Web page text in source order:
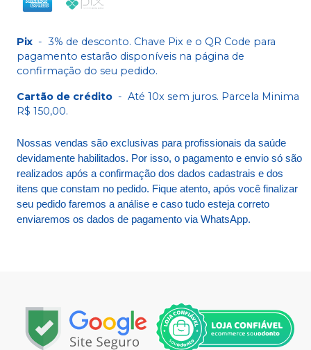
Pix - 3% de desconto. Chave Pix e o QR Code para
pagamento estarão disponíveis na página de
confirmação do seu pedido.
Cartão de crédito - Até 10x sem juros. Parcela Minima
R$ 150,00.
Nossas vendas são exclusivas para profissionais da saúde
devidamente habilitados. Por isso, o pagamento e envio só são
realizados após a confirmação dos dados cadastrais e dos
itens que constam no pedido. Fique atento, após você finalizar
seu pedido faremos a análise e caso tudo esteja correto
enviaremos os dados de pagamento via WhatsApp.